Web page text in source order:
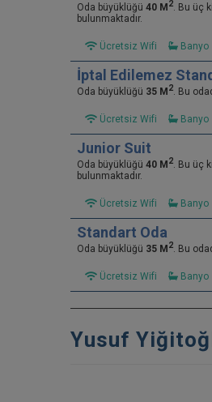
Oda büyüklüğü 40 M 2. Bu üç
bulunmaktadır.
Ücretsiz Wifi Banyo
İptal Edilemez
Oda büyüklüğü 35 M 2. Bu
Ücretsiz Wifi Banyo
Junior Suit
Oda büyüklüğü 40 M 2. Bu üç
bulunmaktadır.
Ücretsiz Wifi Banyo
Standart Oda
Oda büyüklüğü 35 M 2. Bu
Ücretsiz Wifi Banyo
Yusuf